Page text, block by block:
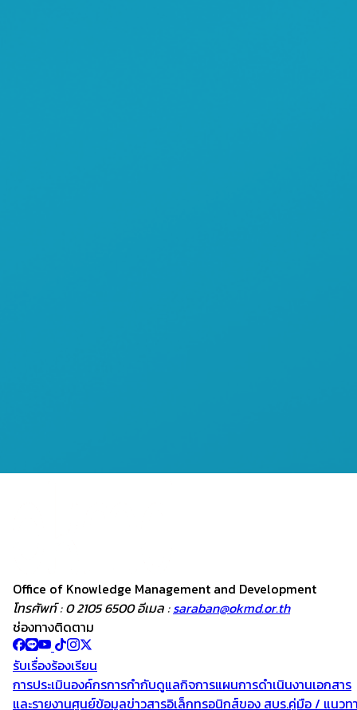
Office of Knowledge Management and Development
โทรศัพท์ : 0 2105 6500 อีเมล : saraban@okmd.or.th
ช่องทางติดตาม
รับเรื่องร้องเรียน
การประเมินองค์กรการกำกับดูแลกิจการแผนการดำเนินงานเอกสาร
และรายงานศูนย์ข้อมูลข่าวสารอิเล็กทรอนิกส์ของ สบร.คู่มือ / แนวท